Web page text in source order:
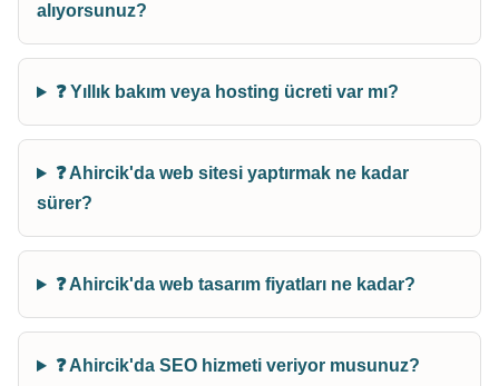
alıyorsunuz?
❓ Yıllık bakım veya hosting ücreti var mı?
❓ Ahircik'da web sitesi yaptırmak ne kadar
sürer?
❓ Ahircik'da web tasarım fiyatları ne kadar?
❓ Ahircik'da SEO hizmeti veriyor musunuz?